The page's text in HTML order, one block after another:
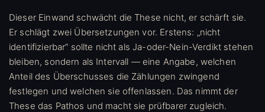
Dieser Einwand schwächt die These nicht, er schärft sie.
Er schlägt zwei Übersetzungen vor. Erstens: „nicht
identifizierbar“ sollte nicht als Ja-oder-Nein-Verdikt stehen
bleiben, sondern als Intervall — eine Angabe, welchen
Anteil des Überschusses die Zählungen zwingend
festlegen und welchen sie offenlassen. Das nimmt der
These das Pathos und macht sie prüfbarer zugleich.